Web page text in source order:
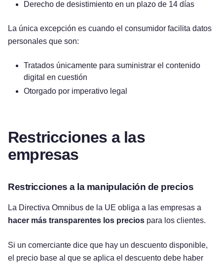
Derecho de desistimiento en un plazo de 14 días
La única excepción es cuando el consumidor facilita datos
personales que son:
Tratados únicamente para suministrar el contenido
digital en cuestión
Otorgado por imperativo legal
Restricciones a las
empresas
Restricciones a la manipulación de precios
La Directiva Omnibus de la UE obliga a las empresas a
hacer más transparentes los precios para los clientes.
Si un comerciante dice que hay un descuento disponible,
el precio base al que se aplica el descuento debe haber